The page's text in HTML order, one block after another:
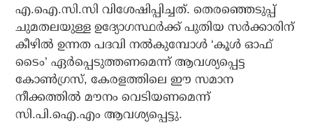
എ.ഐ.സി.സി വിശേഷിപ്പിച്ചത്. തെരഞ്ഞെടുപ്പ്
ചുമതലയുള്ള ഉദ്യോഗസ്ഥര്‍ക്ക് പുതിയ സര്‍ക്കാരിന്
കീഴില്‍ ഉന്നത പദവി നല്‍കുമ്പോള്‍ ‘കൂള്‍ ഓഫ്
ടൈം’ ഏര്‍പ്പെടുത്തണമെന്ന് ആവശ്യപ്പെട്ട
കോണ്‍ഗ്രസ്, കേരളത്തിലെ ഈ സമാന
നീക്കത്തില്‍ മൗനം വെടിയണമെന്ന്
സി.പി.ഐ.എം ആവശ്യപ്പെട്ടു.